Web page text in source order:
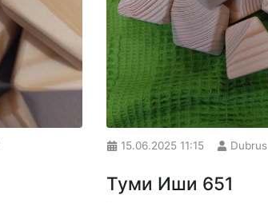
15.06.2025 11:15 Dubrus
Туми Иши 651